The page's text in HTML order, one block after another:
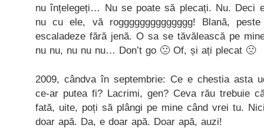
nu înțelegeți… Nu se poate să plecați. Nu. Deci
nu cu ele, vă rogggggggggggggg! Blană,
escaladeze fără jenă. O sa se tăvălească pe
nu nu, nu nu nu… Don’t go 🙁 Of, și ați plecat 🙁
2009, cândva în septembrie: Ce e chestia asta
ce-ar putea fi? Lacrimi, gen? Ceva rău trebuie
fată, uite, poți să plângi pe mine când vrei tu.
doar apă. Da, e doar apă. Doar apă, auzi!